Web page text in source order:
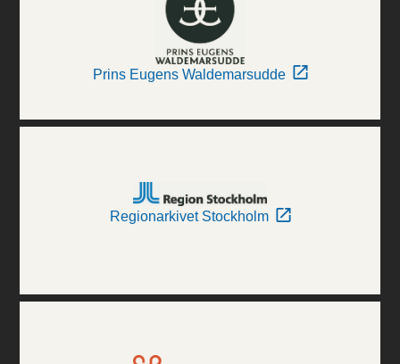
Prins Eugens Waldemarsudde
Regionarkivet Stockholm